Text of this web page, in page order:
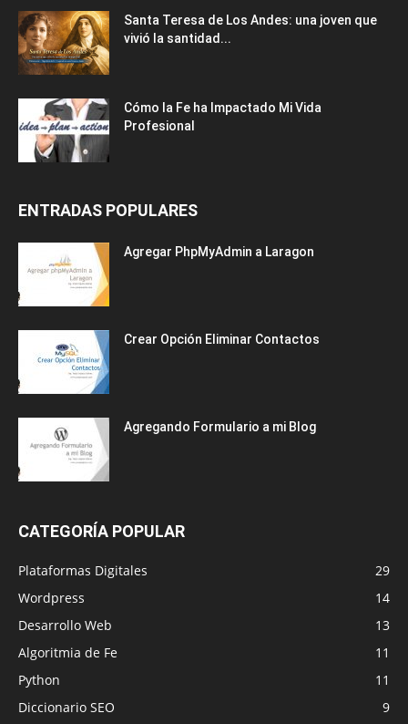
Santa Teresa de Los Andes: una joven que
vivió la santidad...
Cómo la Fe ha Impactado Mi Vida
Profesional
ENTRADAS POPULARES
Agregar PhpMyAdmin a Laragon
Crear Opción Eliminar Contactos
Agregando Formulario a mi Blog
CATEGORÍA POPULAR
Plataformas Digitales
29
Wordpress
14
Desarrollo Web
13
Algoritmia de Fe
11
Python
11
Diccionario SEO
9